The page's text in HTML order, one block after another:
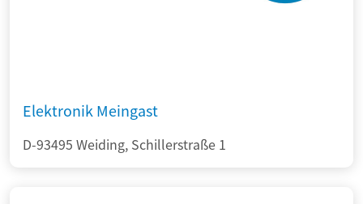
Elektronik Meingast
D-93495 Weiding, Schillerstraße 1